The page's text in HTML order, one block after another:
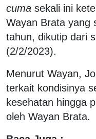
cuma sekali ini
Wayan Brata yang
tahun, dikutip dari
(2/2/2023).
Menurut Wayan,
terkait kondisinya
kesehatan hingga
oleh Wayan Brata.